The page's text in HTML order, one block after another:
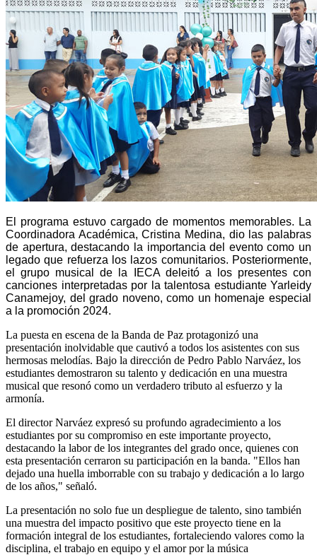
El programa estuvo cargado de momentos memorables. La
Coordinadora Académica, Cristina Medina, dio las palabras
de apertura, destacando la importancia del evento como un
legado que refuerza los lazos comunitarios. Posteriormente,
el grupo musical de la IECA deleitó a los presentes con
canciones interpretadas por la talentosa estudiante Yarleidy
Canamejoy, del grado noveno, como un homenaje especial
a la promoción 2024.
La puesta en escena de la Banda de Paz protagonizó una
presentación inolvidable que cautivó a todos los asistentes con sus
hermosas melodías. Bajo la dirección de Pedro Pablo Narváez, los
estudiantes demostraron su talento y dedicación en una muestra
musical que resonó como un verdadero tributo al esfuerzo y la
armonía.
El director Narváez expresó su profundo agradecimiento a los
estudiantes por su compromiso en este importante proyecto,
destacando la labor de los integrantes del grado once, quienes con
esta presentación cerraron su participación en la banda. "Ellos han
dejado una huella imborrable con su trabajo y dedicación a lo largo
de los años," señaló.
La presentación no solo fue un despliegue de talento, sino también
una muestra del impacto positivo que este proyecto tiene en la
formación integral de los estudiantes, fortaleciendo valores como la
disciplina, el trabajo en equipo y el amor por la música